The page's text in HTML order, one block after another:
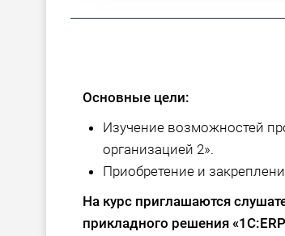
Основные цели:
Изучение возможностей
организацией 2».
Приобретение и
На курс приглашаются
прикладного решения